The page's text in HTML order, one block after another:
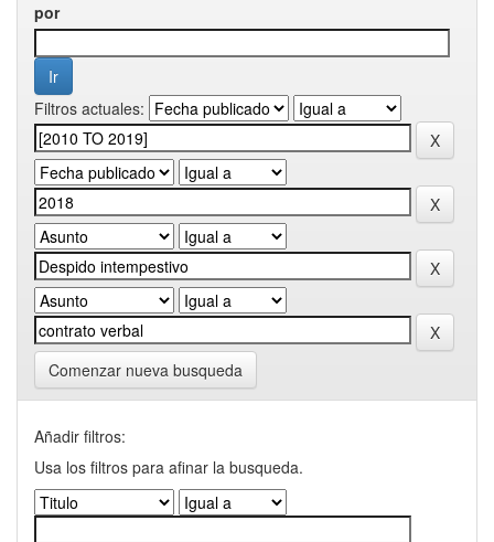
por
Filtros actuales:
Comenzar nueva busqueda
Añadir filtros:
Usa los filtros para afinar la busqueda.